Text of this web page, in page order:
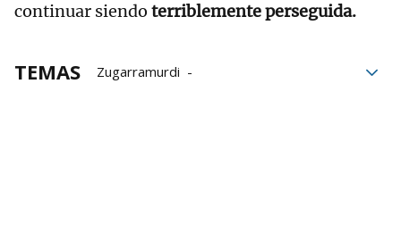
continuar siendo terriblemente perseguida.
TEMAS
Zugarramurdi